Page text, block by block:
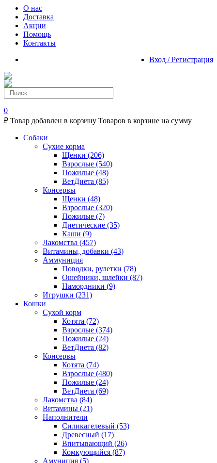
О нас
Доставка
Акции
Помощь
Контакты
Вход / Регистрация
0
₽ Товар добавлен в корзину Товаров в корзине на сумму
Собаки
Сухие корма
Щенки (206)
Взрослые (540)
Пожилые (48)
ВетДиета (85)
Консервы
Щенки (48)
Взрослые (320)
Пожилые (7)
Диетические (35)
Каши (9)
Лакомства (457)
Витамины, добавки (43)
Аммуниция
Поводки, рулетки (78)
Ошейники, шлейки (87)
Намордники (9)
Игрушки (231)
Кошки
Сухой корм
Котята (72)
Взрослые (374)
Пожилые (24)
ВетДиета (82)
Консервы
Котята (74)
Взрослые (480)
Пожилые (24)
ВетДиета (69)
Лакомства (84)
Витамины (21)
Наполнители
Силикагелевый (53)
Древесный (17)
Впитывающий (26)
Комкующийся (87)
Амуниция (5)